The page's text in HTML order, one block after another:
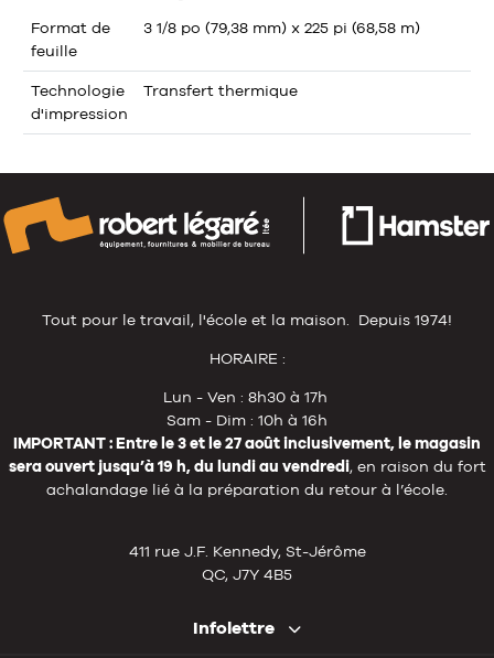
Format de
feuille
3 1/8 po (79,38 mm) x 225 pi (68,58 m)
Technologie
d'impression
Transfert thermique
Tout pour le travail, l'école et la maison. Depuis 1974!
HORAIRE :
Lun - Ven : 8h30 à 17h
Sam - Dim : 10h à 16h
IMPORTANT : Entre le 3 et le 27 août inclusivement, le magasin
sera ouvert jusqu’à 19 h, du lundi au vendredi, en raison du fort
achalandage lié à la préparation du retour à l’école.
411 rue J.F. Kennedy, St-Jérôme
QC, J7Y 4B5
Infolettre